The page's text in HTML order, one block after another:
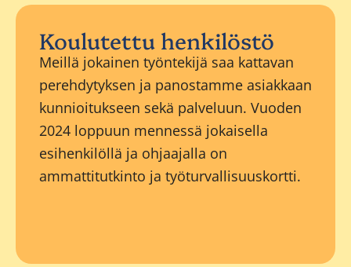
Koulutettu henkilöstö
Meillä jokainen työntekijä saa kattavan
perehdytyksen ja panostamme asiakkaan
kunnioitukseen sekä palveluun. Vuoden
2024 loppuun mennessä jokaisella
esihenkilöllä ja ohjaajalla on
ammattitutkinto ja työturvallisuuskortti.